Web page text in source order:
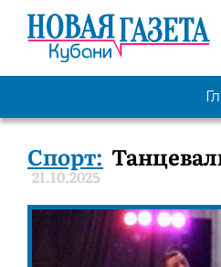
Спорт:
21.10.2025